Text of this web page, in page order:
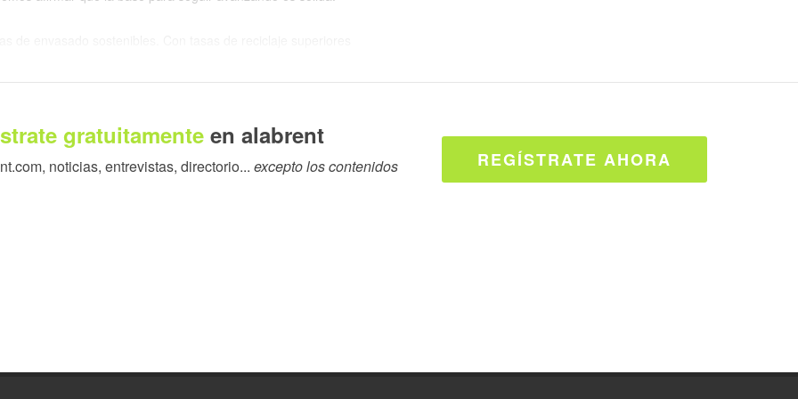
Cada envase de cartón usado se convierte en una valiosa
lo que ayuda a reducir la dependencia de recursos
utilizado y reciclado en su mayor parte en Europa, el
gratuitamente en alabrent
noticias, entrevistas, directorio... excepto los contenidos
REGÍSTRATE AHORA